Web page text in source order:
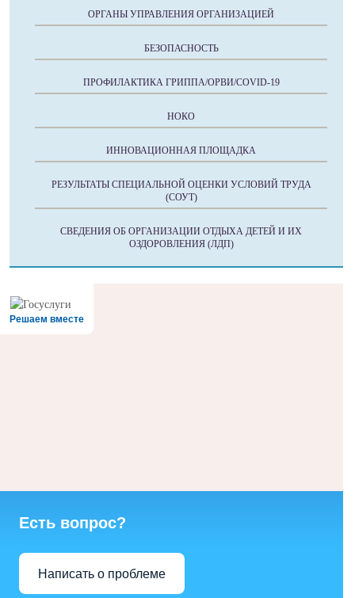
ОРГАНЫ УПРАВЛЕНИЯ ОРГАНИЗАЦИЕЙ
БЕЗОПАСНОСТЬ
ПРОФИЛАКТИКА ГРИППА/ОРВИ/COVID-19
НОКО
ИННОВАЦИОННАЯ ПЛОЩАДКА
РЕЗУЛЬТАТЫ СПЕЦИАЛЬНОЙ ОЦЕНКИ УСЛОВИЙ ТРУДА
(СОУТ)
СВЕДЕНИЯ ОБ ОРГАНИЗАЦИИ ОТДЫХА ДЕТЕЙ И ИХ
ОЗДОРОВЛЕНИЯ (ЛДП)
Решаем вместе
Есть вопрос?
Написать о проблеме